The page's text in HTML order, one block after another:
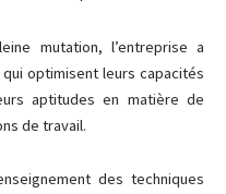
mutation, l’entreprise a
optimisent leurs capacités
aptitudes en matière de
de travail.
des techniques